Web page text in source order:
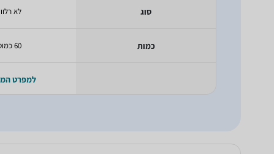
סוג
כמות
לא
60 כמוסות
למפרט